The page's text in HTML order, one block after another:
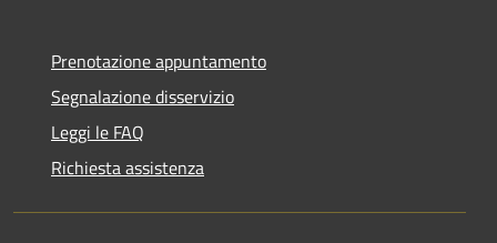
Prenotazione appuntamento
Segnalazione disservizio
Leggi le FAQ
Richiesta assistenza